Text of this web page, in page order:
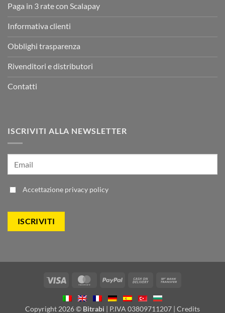
Paga in 3 rate con Scalapay
Informativa clienti
Obblighi trasparenza
Rivenditori e distributori
Contatti
ISCRIVITI ALLA NEWSLETTER
Accettazione privacy policy
Visa MasterCardPayPal
Cash
Delivery
Copyright 2026 © Bitrabi | P.IVA 03809711207 | Credits